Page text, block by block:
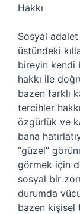
Hakkı
Sosyal adalet
üstündeki
bireyin kendi
hakkı ile
bazen farklı
tercihler
özgürlük ve
bana
“güzel”
görmek için
sosyal bir
durumda
bazen kişisel